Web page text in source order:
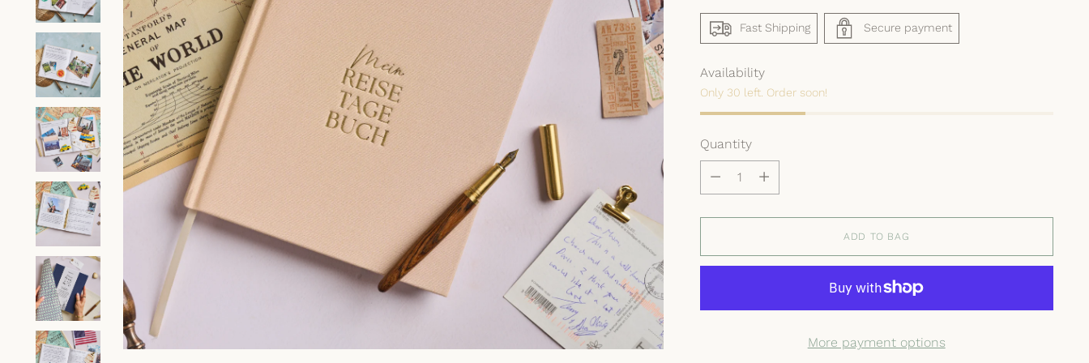
Fast Shipping Secure payment
Availability
Only 30 left. Order soon!
Quantity
Quantity
ADD TO BAG
More payment options